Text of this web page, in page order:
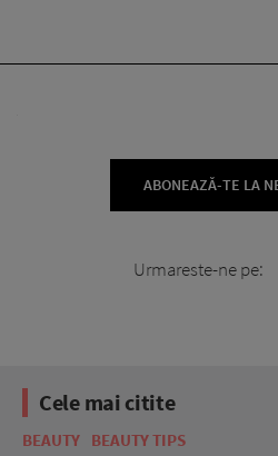
ABONEAZĂ-TE LA
Urmareste-ne pe:
Cele mai citite
BEAUTY BEAUTY TIPS